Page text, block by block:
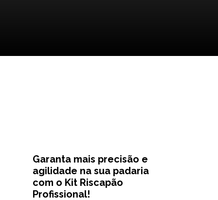
Garanta mais precisão e
agilidade na sua padaria
com o Kit Riscapão
Profissional!